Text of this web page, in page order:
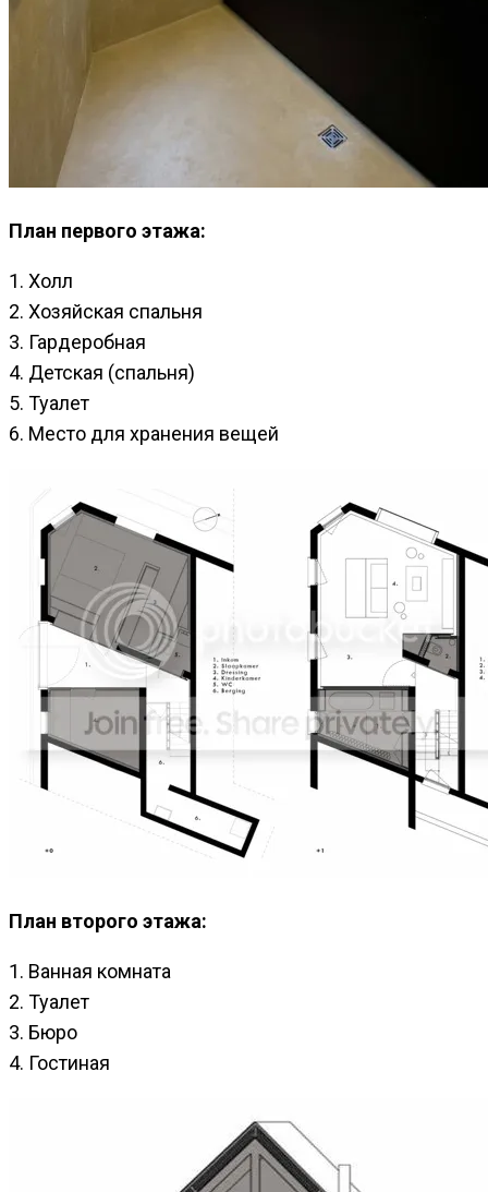
План первого этажа:
1. Холл
2. Хозяйская спальня
3. Гардеробная
4. Детская (спальня)
5. Туалет
6. Место для хранения вещей
План второго этажа:
1. Ванная комната
2. Туалет
3. Бюро
4. Гостиная